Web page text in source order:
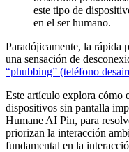
este tipo de
en el ser humano.
Paradójicamente, la rápida
una sensación de
“phubbing” (teléfono
Este artículo explora cómo
dispositivos sin pantalla
Humane AI Pin, para
priorizan la interacción
fundamental en la